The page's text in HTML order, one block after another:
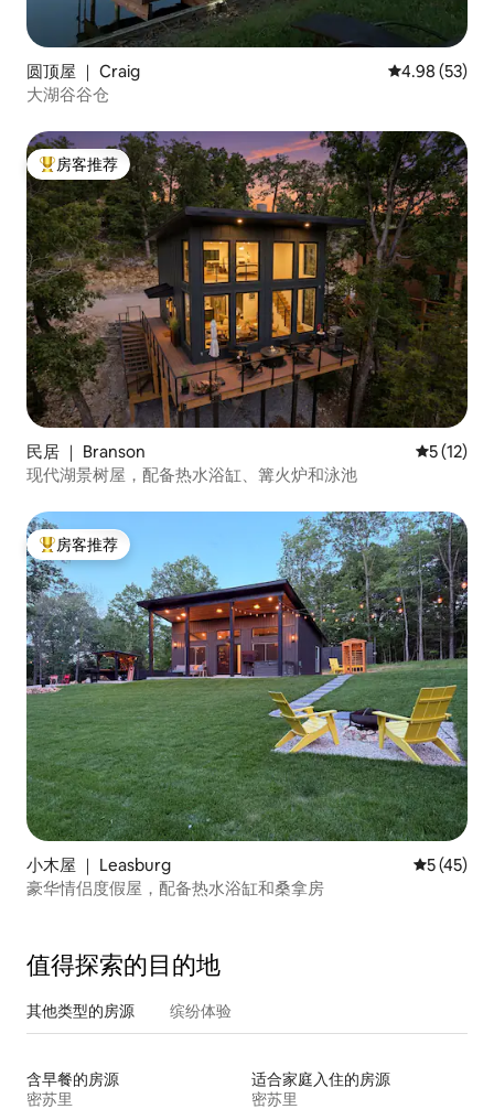
圆顶屋 ｜ Craig 平均评分
4.98 (53)
大湖谷谷仓
热门「房客推荐」
房客推荐
民居 ｜ Branson 平均评分
5 (12)
现代湖景树屋，配备热水浴缸、篝火炉和泳池
热门「房客推荐」
房客推荐
小木屋 ｜ Leasburg 平均评分
5 (45)
豪华情侣度假屋，配备热水浴缸和桑拿房
值得探索的目的地
其他类型的房源 缤纷体验
含早餐的房源
密苏里
适合家庭入住的房源
密苏里